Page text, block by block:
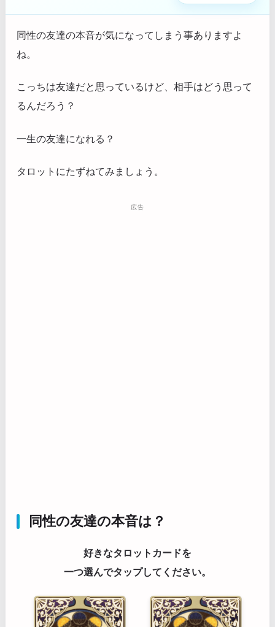
同性の友達の本音が気になってしまう事ありますよ
ね。
こっちは友達だと思っているけど、相手はどう思って
るんだろう？
一生の友達になれる？
タロットにたずねてみましょう。
広告
同性の友達の本音は？
好きなタロットカードを
一つ選んでタップしてください。